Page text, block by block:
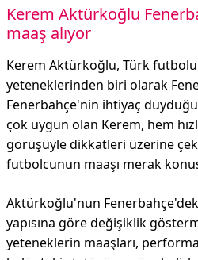
Kerem Aktürkoğlu
maaş alıyor
Kerem Aktürkoğlu, Türk
yeteneklerinden biri olarak
Fenerbahçe'nin ihtiyaç
çok uygun olan Kerem, hem
görüşüyle dikkatleri üzerine
futbolcunun maaşı merak
Aktürkoğlu'nun
yapısına göre değişiklik
yeteneklerin maaşları,